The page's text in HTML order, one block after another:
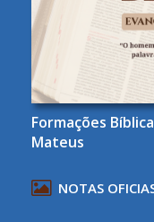
Formações
Mateus
NOTAS